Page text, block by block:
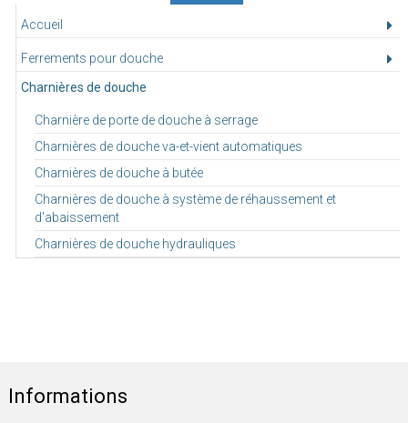
Accueil
Ferrements pour douche
Charnières de douche
Charnière de porte de douche à serrage
Charnières de douche va-et-vient automatiques
Charnières de douche à butée
Charnières de douche à système de réhaussement et
d'abaissement
Charnières de douche hydrauliques
Informations